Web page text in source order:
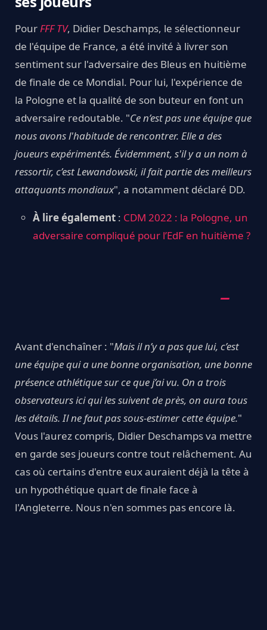
PourFFF TV, Didier Deschamps, le sélectionneur
de l'équipe de France, a été invité à livrer son
sentiment sur l'adversaire des Bleus en huitième
de finale de ce Mondial. Pour lui, l'expérience de
la Pologne et la qualité de son buteur en font un
adversaire redoutable. "Ce n’est pas une équipe que
nous avons l'habitude de rencontrer. Elle a des
joueurs expérimentés. Évidemment, s'il y a un nom à
ressortir, c’est Lewandowski, il fait partie des meilleurs
attaquants mondiaux", a notamment déclaré DD.
À lire également : CDM 2022 : la Pologne, un
adversaire compliqué pour l’EdF en huitième ?
Avant d'enchaîner : "Mais il n’y a pas que lui, c’est
une équipe qui a une bonne organisation, une bonne
présence athlétique sur ce que j’ai vu. On a trois
observateurs ici qui les suivent de près, on aura tous
les détails. Il ne faut pas sous-estimer cette équipe."
Vous l'aurez compris, Didier Deschamps va mettre
en garde ses joueurs contre tout relâchement. Au
cas où certains d'entre eux auraient déjà la tête à
un hypothétique quart de finale face à
l'Angleterre. Nous n'en sommes pas encore là.